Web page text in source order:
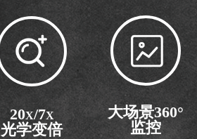
20X/7X
光学变倍
大场景360°
监控